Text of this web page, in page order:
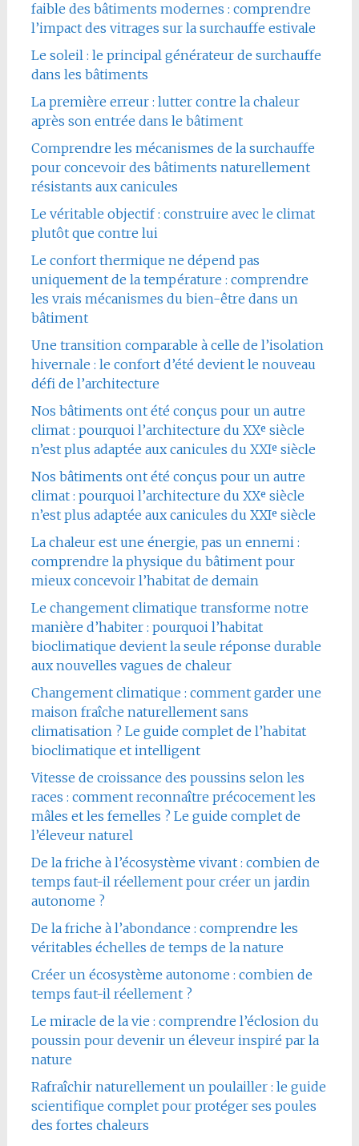
faible des bâtiments modernes : comprendre
l’impact des vitrages sur la surchauffe estivale
Le soleil : le principal générateur de surchauffe
dans les bâtiments
La première erreur : lutter contre la chaleur
après son entrée dans le bâtiment
Comprendre les mécanismes de la surchauffe
pour concevoir des bâtiments naturellement
résistants aux canicules
Le véritable objectif : construire avec le climat
plutôt que contre lui
Le confort thermique ne dépend pas
uniquement de la température : comprendre
les vrais mécanismes du bien-être dans un
bâtiment
Une transition comparable à celle de l’isolation
hivernale : le confort d’été devient le nouveau
défi de l’architecture
Nos bâtiments ont été conçus pour un autre
climat : pourquoi l’architecture du XXᵉ siècle
n’est plus adaptée aux canicules du XXIᵉ siècle
Nos bâtiments ont été conçus pour un autre
climat : pourquoi l’architecture du XXᵉ siècle
n’est plus adaptée aux canicules du XXIᵉ siècle
La chaleur est une énergie, pas un ennemi :
comprendre la physique du bâtiment pour
mieux concevoir l’habitat de demain
Le changement climatique transforme notre
manière d’habiter : pourquoi l’habitat
bioclimatique devient la seule réponse durable
aux nouvelles vagues de chaleur
Changement climatique : comment garder une
maison fraîche naturellement sans
climatisation ? Le guide complet de l’habitat
bioclimatique et intelligent
Vitesse de croissance des poussins selon les
races : comment reconnaître précocement les
mâles et les femelles ? Le guide complet de
l’éleveur naturel
De la friche à l’écosystème vivant : combien de
temps faut-il réellement pour créer un jardin
autonome ?
De la friche à l’abondance : comprendre les
véritables échelles de temps de la nature
Créer un écosystème autonome : combien de
temps faut-il réellement ?
Le miracle de la vie : comprendre l’éclosion du
poussin pour devenir un éleveur inspiré par la
nature
Rafraîchir naturellement un poulailler : le guide
scientifique complet pour protéger ses poules
des fortes chaleurs